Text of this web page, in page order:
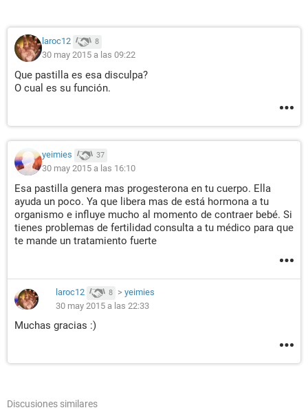
laroc12 8
30 may 2015 a las 09:22
Que pastilla es esa disculpa?
O cual es su función.
yeimies 37
30 may 2015 a las 16:10
Esa pastilla genera mas progesterona en tu cuerpo. Ella
ayuda un poco. Ya que libera mas de está hormona a tu
organismo e influye mucho al momento de contraer bebé. Si
tienes problemas de fertilidad consulta a tu médico para que
te mande un tratamiento fuerte
laroc12 8 > yeimies
30 may 2015 a las 22:33
Muchas gracias :)
Discusiones similares